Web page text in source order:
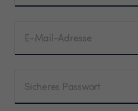
E-Mail-Adresse
Sicheres Passwort